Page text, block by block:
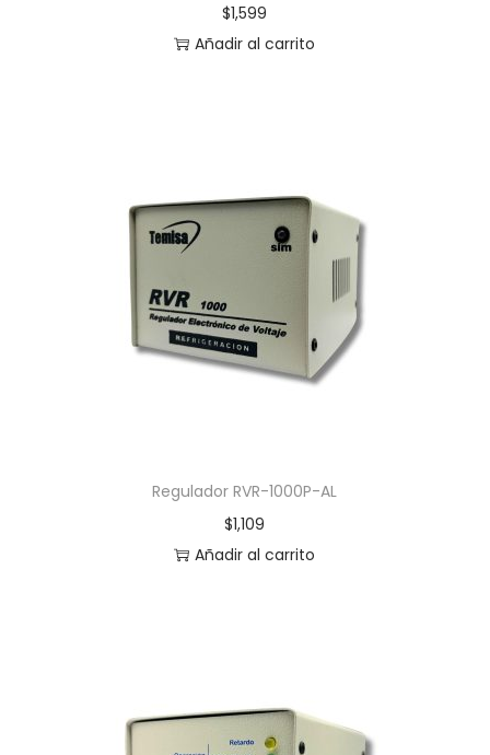
$1,599
Añadir al carrito
Regulador RVR-1000P-AL
$1,109
Añadir al carrito